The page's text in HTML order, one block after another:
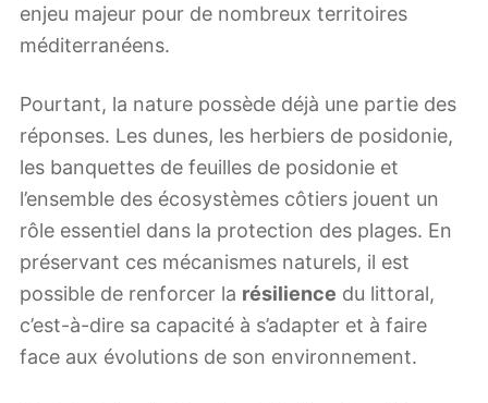
enjeu majeur pour de nombreux territoires
méditerranéens.
Pourtant, la nature possède déjà une partie des
réponses. Les dunes, les herbiers de posidonie,
les banquettes de feuilles de posidonie et
l’ensemble des écosystèmes côtiers jouent un
rôle essentiel dans la protection des plages. En
préservant ces mécanismes naturels, il est
possible de renforcer la résilience du littoral,
c’est-à-dire sa capacité à s’adapter et à faire
face aux évolutions de son environnement.